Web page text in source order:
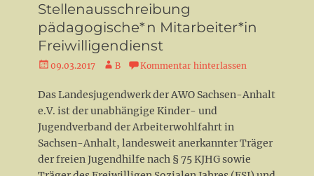
Stellenausschreibung
pädagogische*n Mitarbeiter*in
Freiwilligendienst
Veröffentlicht
09.03.2017 Autor
B Kommentar hinterlassen
Das Landesjugendwerk der AWO Sachsen-Anhalt
e.V. ist der unabhängige Kinder- und
Jugendverband der Arbeiterwohlfahrt in
Sachsen-Anhalt, landesweit anerkannter Träger
der freien Jugendhilfe nach § 75 KJHG sowie